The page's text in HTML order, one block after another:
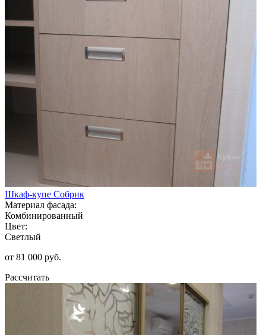
Шкаф-купе Собрик
Материал фасада:
Комбинированный
Цвет:
Светлый
от 81 000 руб.
Рассчитать